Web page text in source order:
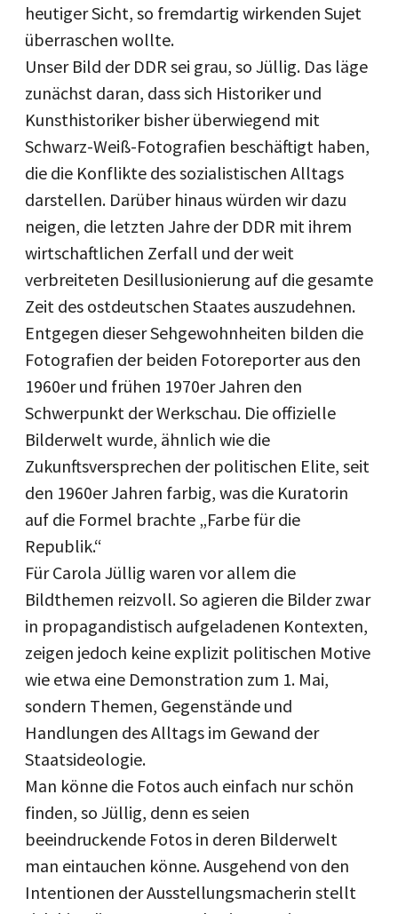
heutiger Sicht, so fremdartig wirkenden Sujet
überraschen wollte.
Unser Bild der DDR sei grau, so Jüllig. Das läge
zunächst daran, dass sich Historiker und
Kunsthistoriker bisher überwiegend mit
Schwarz-Weiß-Fotografien beschäftigt haben,
die die Konflikte des sozialistischen Alltags
darstellen. Darüber hinaus würden wir dazu
neigen, die letzten Jahre der DDR mit ihrem
wirtschaftlichen Zerfall und der weit
verbreiteten Desillusionierung auf die gesamte
Zeit des ostdeutschen Staates auszudehnen.
Entgegen dieser Sehgewohnheiten bilden die
Fotografien der beiden Fotoreporter aus den
1960er und frühen 1970er Jahren den
Schwerpunkt der Werkschau. Die offizielle
Bilderwelt wurde, ähnlich wie die
Zukunftsversprechen der politischen Elite, seit
den 1960er Jahren farbig, was die Kuratorin
auf die Formel brachte „Farbe für die
Republik.“
Für Carola Jüllig waren vor allem die
Bildthemen reizvoll. So agieren die Bilder zwar
in propagandistisch aufgeladenen Kontexten,
zeigen jedoch keine explizit politischen Motive
wie etwa eine Demonstration zum 1. Mai,
sondern Themen, Gegenstände und
Handlungen des Alltags im Gewand der
Staatsideologie.
Man könne die Fotos auch einfach nur schön
finden, so Jüllig, denn es seien
beeindruckende Fotos in deren Bilderwelt
man eintauchen könne. Ausgehend von den
Intentionen der Ausstellungsmacherin stellt